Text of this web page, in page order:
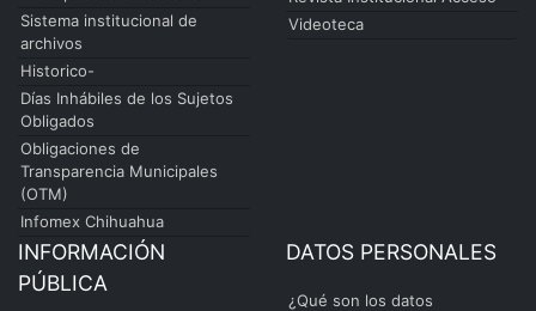
Sistema institucional de
archivos
Historico-
Días Inhábiles de los Sujetos
Obligados
Obligaciones de
Transparencia Municipales
(OTM)
Infomex Chihuahua
Videoteca
INFORMACIÓN
PÚBLICA
DATOS PERSONALES
¿Qué son los datos